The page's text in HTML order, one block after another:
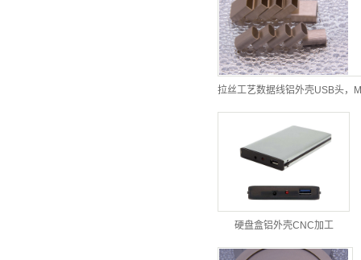
拉丝工艺数据线铝外壳USB头，
硬盘盒铝外壳CNC加工